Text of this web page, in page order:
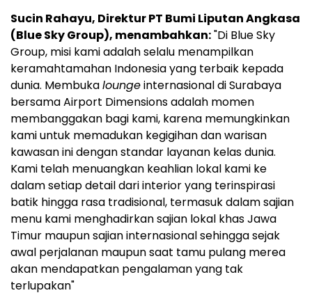
Sucin Rahayu, Direktur PT Bumi Liputan Angkasa
(Blue Sky Group), menambahkan:"Di Blue Sky
Group, misi kami adalah selalu menampilkan
keramahtamahan Indonesia yang terbaik kepada
dunia. Membukaloungeinternasional di Surabaya
bersama Airport Dimensions adalah momen
membanggakan bagi kami, karena memungkinkan
kami untuk memadukan kegigihan dan warisan
kawasan ini dengan standar layanan kelas dunia.
Kami telah menuangkan keahlian lokal kami ke
dalam setiap detail dari interior yang terinspirasi
batik hingga rasa tradisional, termasuk dalam sajian
menu kami menghadirkan sajian lokal khas Jawa
Timur maupun sajian internasional sehingga sejak
awal perjalanan maupun saat tamu pulang merea
akan mendapatkan pengalaman yang tak
terlupakan"